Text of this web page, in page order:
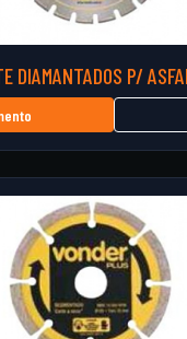
DIAMANTADOS P/